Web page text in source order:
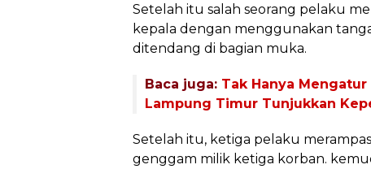
Setelah itu salah seorang pelaku
kepala dengan menggunakan
ditendang di bagian muka.
Baca juga: Tak Hanya
Lampung Timur Tunjukkan
Setelah itu, ketiga pelaku
genggam milik ketiga korban.